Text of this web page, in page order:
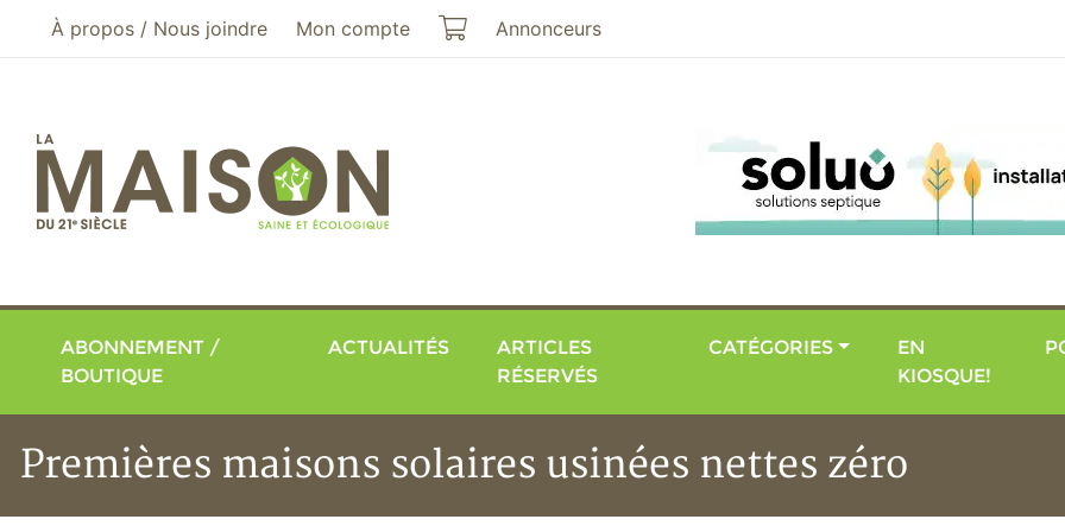
Aller au menu principal
Aller au contenu principal
À propos / Nous joindre Mon compte Mon panier
Annonceurs
ABONNEMENT /
BOUTIQUE
ACTUALITÉS
ARTICLES
RÉSERVÉS
CATÉGORIES
EN
KIOSQUE!
Premières maisons solaires usinées nettes zéro